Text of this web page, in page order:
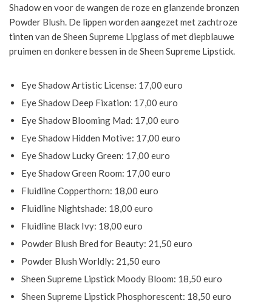
Shadow en voor de wangen de roze en glanzende bronzen
Powder Blush. De lippen worden aangezet met zachtroze
tinten van de Sheen Supreme Lipglass of met diepblauwe
pruimen en donkere bessen in de Sheen Supreme Lipstick.
Eye Shadow Artistic License: 17,00 euro
Eye Shadow Deep Fixation: 17,00 euro
Eye Shadow Blooming Mad: 17,00 euro
Eye Shadow Hidden Motive: 17,00 euro
Eye Shadow Lucky Green: 17,00 euro
Eye Shadow Green Room: 17,00 euro
Fluidline Copperthorn: 18,00 euro
Fluidline Nightshade: 18,00 euro
Fluidline Black Ivy: 18,00 euro
Powder Blush Bred for Beauty: 21,50 euro
Powder Blush Worldly: 21,50 euro
Sheen Supreme Lipstick Moody Bloom: 18,50 euro
Sheen Supreme Lipstick Phosphorescent: 18,50 euro